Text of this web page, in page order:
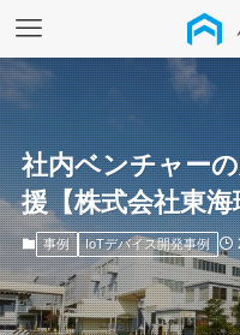
社内ベンチャー
援【株式会社東海
事例 IoTデバイス開発事例